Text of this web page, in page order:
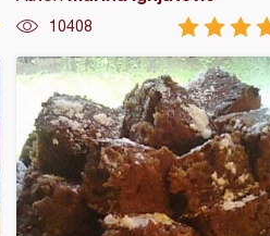
10408